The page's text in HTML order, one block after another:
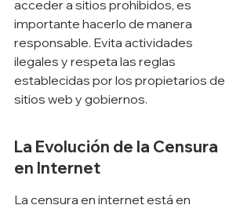
acceder a sitios prohibidos, es
importante hacerlo de manera
responsable. Evita actividades
ilegales y respeta las reglas
establecidas por los propietarios de
sitios web y gobiernos.
La Evolución de la Censura
en Internet
La censura en internet está en